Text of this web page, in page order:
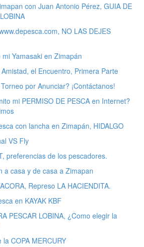
con Juan Antonio Pérez, GUIA DE
NO LAS DEJES
mi Yamasaki en Zimapán
el Encuentro, Primera Parte
por Anunciar? ¡Contáctanos!
mi PERMISO DE PESCA en Internet?
con lancha en Zimapán, HIDALGO
VS Fly
preferencias de los pescadores.
a casa y de casa a Zimapan
Represo LA HACIENDITA.
en KAYAK KBF
PESCAR LOBINA, ¿Como elegir la
COPA MERCURY